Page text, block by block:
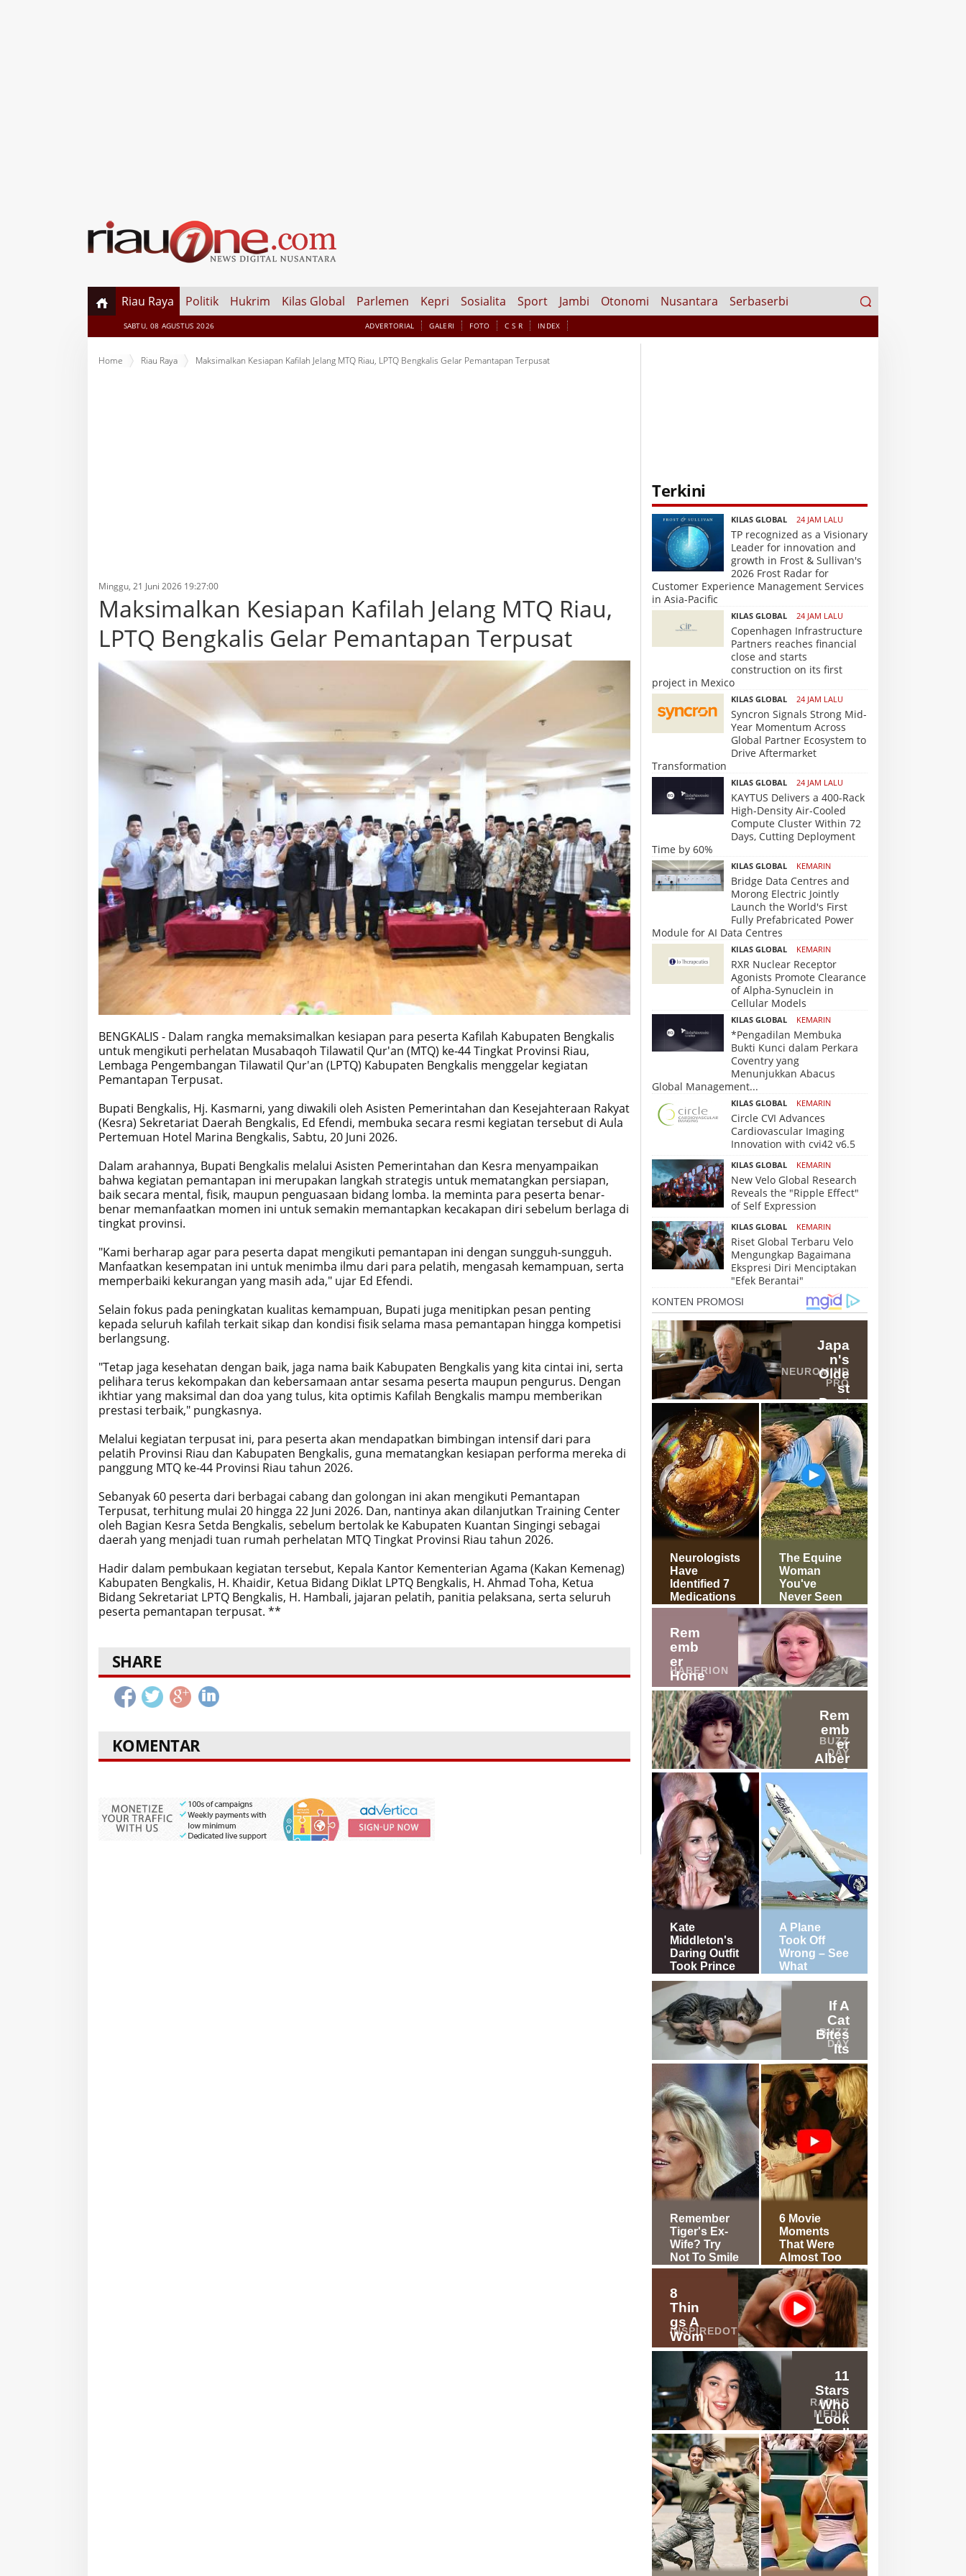
Riau Raya Politik Hukrim Kilas Global Parlemen Kepri Sosialita Sport Jambi Otonomi Nusantara Serbaserbi
Search
for:
SABTU, 08 AGUSTUS 2026 ADVERTORIAL GALERI FOTO C S R INDEX
Home Riau Raya Maksimalkan Kesiapan Kafilah Jelang MTQ Riau, LPTQ Bengkalis Gelar Pemantapan Terpusat
Minggu, 21 Juni 2026 19:27:00
Maksimalkan Kesiapan Kafilah Jelang MTQ Riau,
LPTQ Bengkalis Gelar Pemantapan Terpusat
BENGKALIS - Dalam rangka memaksimalkan kesiapan para peserta Kafilah Kabupaten Bengkalis
untuk mengikuti perhelatan Musabaqoh Tilawatil Qur'an (MTQ) ke-44 Tingkat Provinsi Riau,
Lembaga Pengembangan Tilawatil Qur'an (LPTQ) Kabupaten Bengkalis menggelar kegiatan
Pemantapan Terpusat.
Bupati Bengkalis, Hj. Kasmarni, yang diwakili oleh Asisten Pemerintahan dan Kesejahteraan Rakyat
(Kesra) Sekretariat Daerah Bengkalis, Ed Efendi, membuka secara resmi kegiatan tersebut di Aula
Pertemuan Hotel Marina Bengkalis, Sabtu, 20 Juni 2026.
Dalam arahannya, Bupati Bengkalis melalui Asisten Pemerintahan dan Kesra menyampaikan
bahwa kegiatan pemantapan ini merupakan langkah strategis untuk mematangkan persiapan,
baik secara mental, fisik, maupun penguasaan bidang lomba. Ia meminta para peserta benar-
benar memanfaatkan momen ini untuk semakin memantapkan kecakapan diri sebelum berlaga di
tingkat provinsi.
"Kami berharap agar para peserta dapat mengikuti pemantapan ini dengan sungguh-sungguh.
Manfaatkan kesempatan ini untuk menimba ilmu dari para pelatih, mengasah kemampuan, serta
memperbaiki kekurangan yang masih ada," ujar Ed Efendi.
Selain fokus pada peningkatan kualitas kemampuan, Bupati juga menitipkan pesan penting
kepada seluruh kafilah terkait sikap dan kondisi fisik selama masa pemantapan hingga kompetisi
berlangsung.
"Tetap jaga kesehatan dengan baik, jaga nama baik Kabupaten Bengkalis yang kita cintai ini, serta
pelihara terus kekompakan dan kebersamaan antar sesama peserta maupun pengurus. Dengan
ikhtiar yang maksimal dan doa yang tulus, kita optimis Kafilah Bengkalis mampu memberikan
prestasi terbaik," pungkasnya.
Melalui kegiatan terpusat ini, para peserta akan mendapatkan bimbingan intensif dari para
pelatih Provinsi Riau dan Kabupaten Bengkalis, guna mematangkan kesiapan performa mereka di
panggung MTQ ke-44 Provinsi Riau tahun 2026.
Sebanyak 60 peserta dari berbagai cabang dan golongan ini akan mengikuti Pemantapan
Terpusat, terhitung mulai 20 hingga 22 Juni 2026. Dan, nantinya akan dilanjutkan Training Center
oleh Bagian Kesra Setda Bengkalis, sebelum bertolak ke Kabupaten Kuantan Singingi sebagai
daerah yang menjadi tuan rumah perhelatan MTQ Tingkat Provinsi Riau tahun 2026.
Hadir dalam pembukaan kegiatan tersebut, Kepala Kantor Kementerian Agama (Kakan Kemenag)
Kabupaten Bengkalis, H. Khaidir, Ketua Bidang Diklat LPTQ Bengkalis, H. Ahmad Toha, Ketua
Bidang Sekretariat LPTQ Bengkalis, H. Hambali, jajaran pelatih, panitia pelaksana, serta seluruh
peserta pemantapan terpusat. **
SHARE
KOMENTAR
Terkini
KILAS GLOBAL 24 JAM LALU
TP recognized as a Visionary
Leader for innovation and
growth in Frost & Sullivan's
2026 Frost Radar for
Customer Experience Management Services
in Asia-Pacific
KILAS GLOBAL 24 JAM LALU
Copenhagen Infrastructure
Partners reaches financial
close and starts
construction on its first
project in Mexico
KILAS GLOBAL 24 JAM LALU
Syncron Signals Strong Mid-
Year Momentum Across
Global Partner Ecosystem to
Drive Aftermarket
Transformation
KILAS GLOBAL 24 JAM LALU
KAYTUS Delivers a 400-Rack
High-Density Air-Cooled
Compute Cluster Within 72
Days, Cutting Deployment
Time by 60%
KILAS GLOBAL KEMARIN
Bridge Data Centres and
Morong Electric Jointly
Launch the World's First
Fully Prefabricated Power
Module for AI Data Centres
KILAS GLOBAL KEMARIN
RXR Nuclear Receptor
Agonists Promote Clearance
of Alpha-Synuclein in
Cellular Models
KILAS GLOBAL KEMARIN
*Pengadilan Membuka
Bukti Kunci dalam Perkara
Coventry yang
Menunjukkan Abacus
Global Management...
KILAS GLOBAL KEMARIN
Circle CVI Advances
Cardiovascular Imaging
Innovation with cvi42 v6.5
KILAS GLOBAL KEMARIN
New Velo Global Research
Reveals the "Ripple Effect"
of Self Expression
KILAS GLOBAL KEMARIN
Riset Global Terbaru Velo
Mengungkap Bagaimana
Ekspresi Diri Menciptakan
"Efek Berantai"